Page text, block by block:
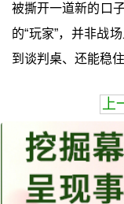
被撕开一道新的口
的“玩家”，并非战
到谈判桌、还能稳
上